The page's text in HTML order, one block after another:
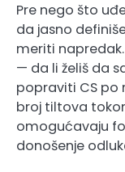
Pre nego što
da jasno
meriti
— da li želiš da
popraviti CS po
broj tiltova
omogućavaju
donošenje